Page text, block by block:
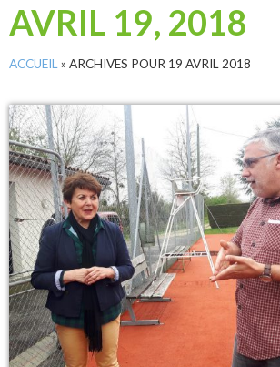
AVRIL 19, 2018
ACCUEIL » ARCHIVES POUR 19 AVRIL 2018